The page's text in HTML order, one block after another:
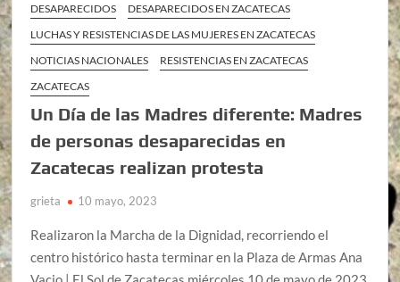
DESAPARECIDOS
DESAPARECIDOS EN ZACATECAS
LUCHAS Y RESISTENCIAS DE LAS MUJERES EN ZACATECAS
NOTICIAS NACIONALES
RESISTENCIAS EN ZACATECAS
ZACATECAS
Un Día de las Madres diferente: Madres
de personas desaparecidas en
Zacatecas realizan protesta
grieta 10 mayo, 2023
Realizaron la Marcha de la Dignidad, recorriendo el
centro histórico hasta terminar en la Plaza de Armas Ana